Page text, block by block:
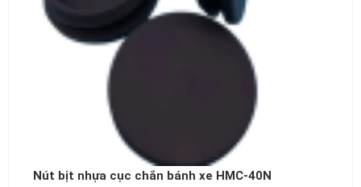
Nút bịt nhựa cục chắn bánh xe HMC-40N